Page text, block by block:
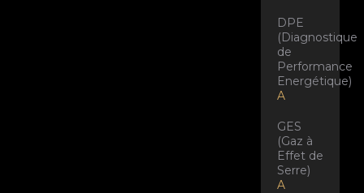
DPE
(Diagnostique
de
Performance
Energétique)
A
GES
(Gaz à
Effet de
Serre)
A